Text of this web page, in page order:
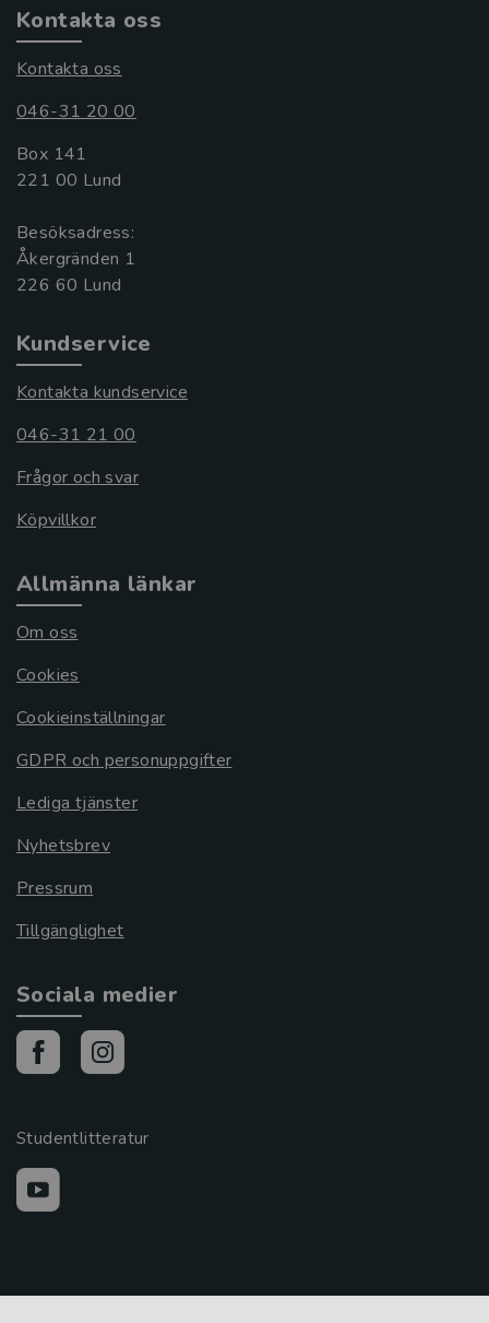
Kontakta oss
Kontakta oss
046-31 20 00
Box 141
221 00 Lund
Besöksadress:
Åkergränden 1
Kundservice
Kontakta kundservice
046-31 21 00
Frågor och svar
Köpvillkor
Allmänna länkar
Om oss
Cookies
Cookieinställningar
GDPR och personuppgifter
Lediga tjänster
Nyhetsbrev
Pressrum
Tillgänglighet
Sociala medier
Studentlitteratur